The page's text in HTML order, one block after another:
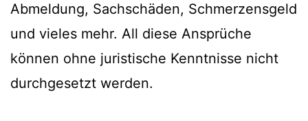
Abmeldung, Sachschäden, Schmerzensgeld
und vieles mehr. All diese Ansprüche
können ohne juristische Kenntnisse nicht
durchgesetzt werden.